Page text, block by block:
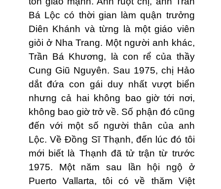
Bá Lộc có thời gian làm quận trưởng
Diên Khánh và từng là một giáo viên
giỏi ở Nha Trang. Một người anh khác,
Trần Bá Khương, là con rể của thầy
Cung Giũ Nguyên. Sau 1975, chị Hảo
dắt đứa con gái duy nhất vượt biển
nhưng cả hai không bao giờ tới nơi,
không bao giờ trở về. Số phận đó cũng
đến với một số người thân của anh
Lộc. Về Đồng Sĩ Thạnh, đến lúc đó tôi
mới biết là Thạnh đã tử trận từ trước
1975. Một năm sau lần hội ngộ ở
Puerto Vallarta, tôi có về thăm Việt